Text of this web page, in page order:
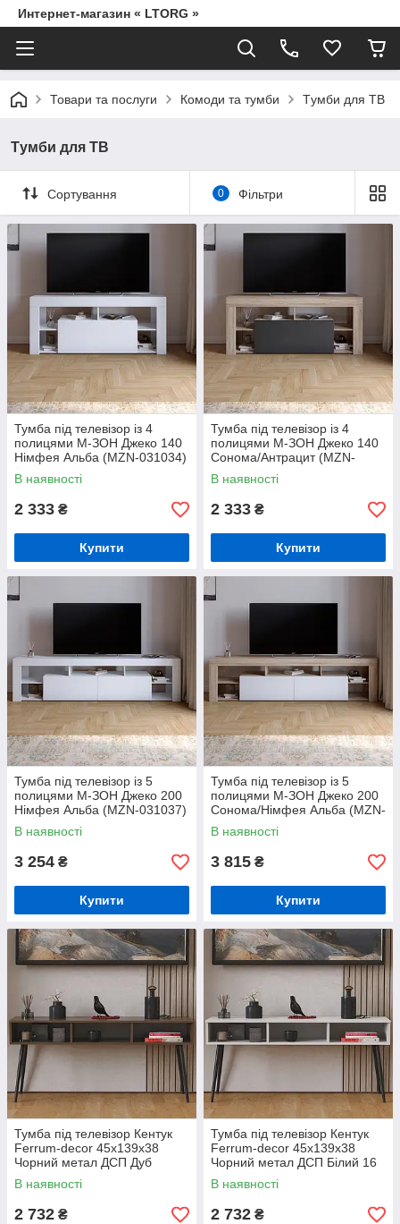
Интернет-магазин « LTORG »
Товари та послуги Комоди та тумби Tумби для ТВ
Tумби для ТВ
Сортування 0 Фільтри
Тумба під телевізор із 4
полицями М-ЗОН Джеко 140
Німфея Альба (MZN-031034)
В наявності
2 333 ₴
Купити
Тумба під телевізор із 4
полицями М-ЗОН Джеко 140
Сонома/Антрацит (MZN-
031036)
В наявності
2 333 ₴
Купити
Тумба під телевізор із 5
полицями М-ЗОН Джеко 200
Німфея Альба (MZN-031037)
В наявності
3 254 ₴
Купити
Тумба під телевізор із 5
полицями М-ЗОН Джеко 200
Сонома/Німфея Альба (MZN-
031038)
В наявності
3 815 ₴
Купити
Тумба під телевізор Кентук
Ferrum-decor 45x139x38
Чорний метал ДСП Дуб
Сонома Трюфель 16 мм
(FRD-106731)
В наявності
2 732 ₴
Тумба під телевізор Кентук
Ferrum-decor 45x139x38
Чорний метал ДСП Білий 16
мм (FRD-106733)
В наявності
2 732 ₴